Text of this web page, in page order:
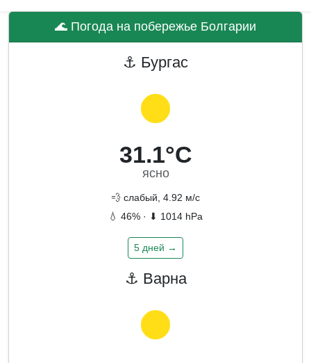
🌊 Погода на побережье Болгарии
⚓ Бургас
31.1°C
ясно
💨 слабый, 4.92 м/с
💧 46% · ⬇ 1014 hPa
5 дней →
⚓ Варна